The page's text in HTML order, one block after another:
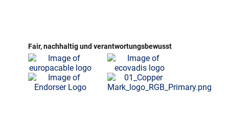
Fair, nachhaltig und verantwortungsbewusst